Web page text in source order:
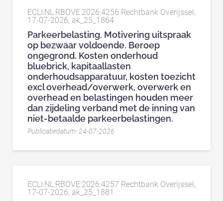
ECLI:NL:RBOVE:2026:4256 Rechtbank Overijssel,
17-07-2026, ak_25_1864
Parkeerbelasting. Motivering uitspraak
op bezwaar voldoende. Beroep
ongegrond. Kosten onderhoud
bluebrick, kapitaallasten
onderhoudsapparatuur, kosten toezicht
excl overhead/overwerk, overwerk en
overhead en belastingen houden meer
dan zijdeling verband met de inning van
niet-betaalde parkeerbelastingen.
Publicatiedatum: 24-07-2026
ECLI:NL:RBOVE:2026:4257 Rechtbank Overijssel,
17-07-2026, ak_25_1881